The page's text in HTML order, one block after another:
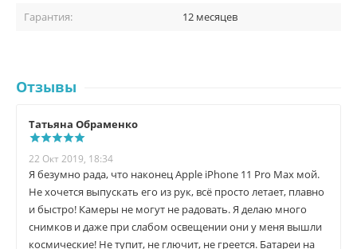
В iPhone 11 Pro Max представлен дисплей Pro Super Retina XDR.
фильмов в HDR10. Равномерная цветопередача по всему экрану,
Гарантия:
12 месяцев
Отзывы
Татьяна Обраменко
22 Окт 2019, 18:34
Я безумно рада, что наконец Apple iPhone 11 Pro Max мой.
Не хочется выпускать его из рук, всё просто летает, плавно
и быстро! Камеры не могут не радовать. Я делаю много
снимков и даже при слабом освещении они у меня вышли
космические! Не тупит, не глючит, не греется. Батареи на